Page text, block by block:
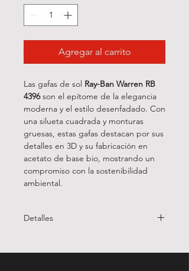
Agregar al carrito
Las gafas de sol Ray-Ban Warren RB
4396son el epítome de la elegancia
moderna y el estilo desenfadado. Con
una silueta cuadrada y monturas
gruesas, estas gafas destacan por sus
detalles en 3D y su fabricación en
acetato de base bio, mostrando un
compromiso con la sostenibilidad
ambiental.
Detalles
Puente:20